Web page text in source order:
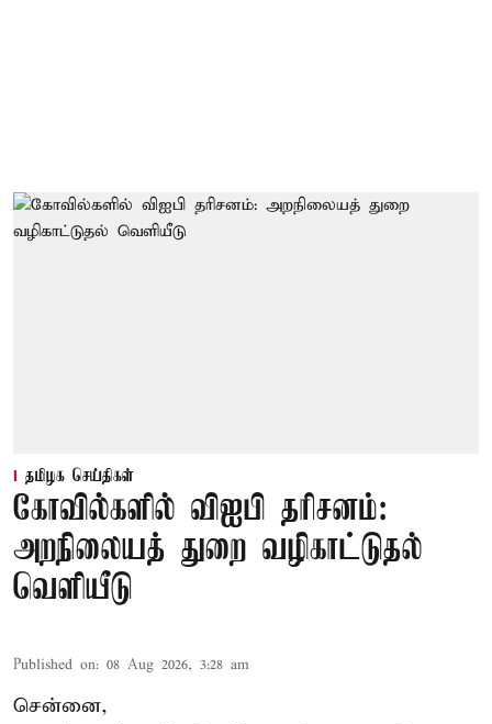
தமிழக செய்திகள்
கோவில்களில் விஐபி தரிசனம்:
அறநிலையத் துறை வழிகாட்டுதல்
வெளியீடு
Published on: 08 Aug 2026, 3:28 am
சென்னை,